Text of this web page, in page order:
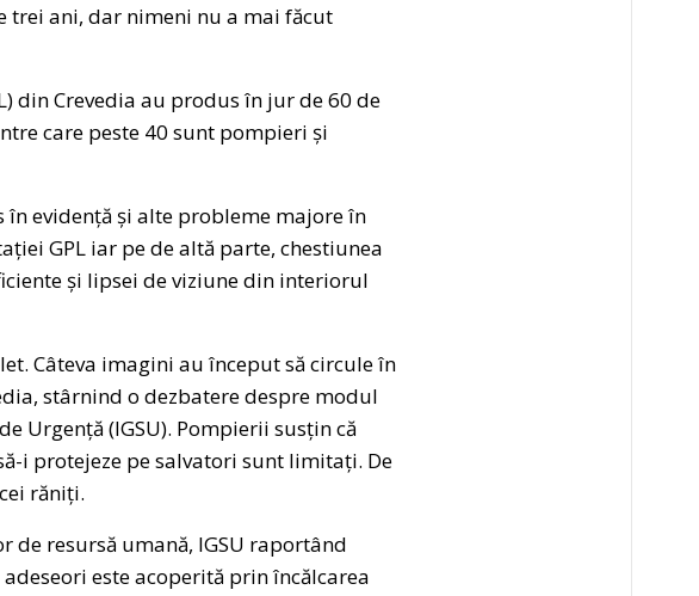
trei ani, dar nimeni nu a mai făcut
din Crevedia au produs în jur de 60 de
care peste 40 sunt pompieri și
în evidență și alte probleme majore în
GPL iar pe de altă parte, chestiunea
și lipsei de viziune din interiorul
Câteva imagini au început să circule în
stârnind o dezbatere despre modul
Urgență (IGSU). Pompierii susțin că
i protejeze pe salvatori sunt limitați. De
răniți.
de resursă umană, IGSU raportând
este acoperită prin încălcarea